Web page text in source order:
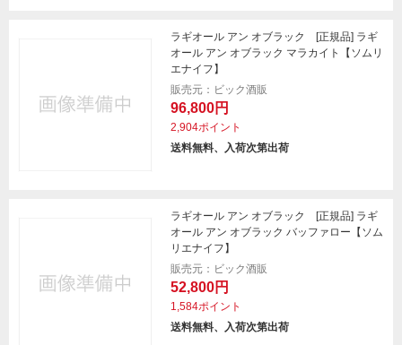
ラギオール アン オブラック [正規品] ラギ
オール アン オブラック マラカイト【ソムリ
エナイフ】
販売元：ビック酒販
96,800円
2,904ポイント
送料無料、入荷次第出荷
ラギオール アン オブラック [正規品] ラギ
オール アン オブラック バッファロー【ソム
リエナイフ】
販売元：ビック酒販
52,800円
1,584ポイント
送料無料、入荷次第出荷